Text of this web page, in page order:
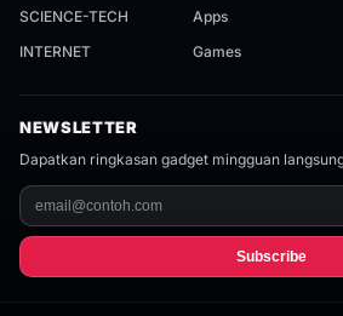
SCIENCE-TECH
INTERNET
Apps
Games
NEWSLETTER
Dapatkan ringkasan gadget mingguan
Subscribe